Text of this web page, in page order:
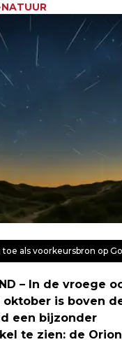
NATUUR
toe als voorkeursbron op
– In de vroege
oktober is boven
een bijzonder
te zien: de